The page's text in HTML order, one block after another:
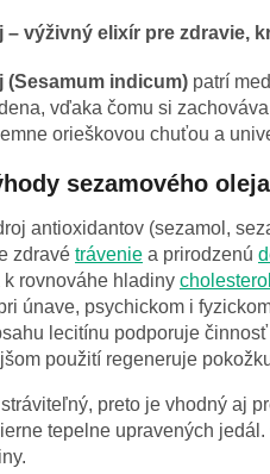
– výživný elixír pre zdravie,
(Sesamum indicum) patrí
vďaka čomu si
orieškovou chuťou a
sezamového oleja
antioxidantov (sezamol,
zdravé trávenie a prirodzenú
k rovnováhe hladiny
únave, psychickom i
lecitínu podporuje činnosť
použití regeneruje
preto je vhodný aj
tepelne upravených